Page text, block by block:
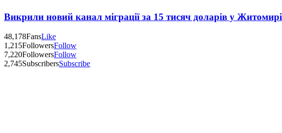
Викрили новий канал міграції за 15 тисяч доларів у Житомирі
48,178FansLike
1,215FollowersFollow
7,220FollowersFollow
2,745SubscribersSubscribe